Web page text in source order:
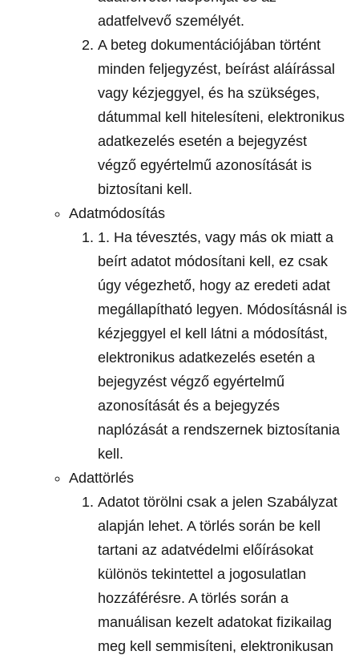
adatfelvevő személyét.
A beteg dokumentációjában történt
minden feljegyzést, beírást aláírással
vagy kézjeggyel, és ha szükséges,
dátummal kell hitelesíteni, elektronikus
adatkezelés esetén a bejegyzést
végző egyértelmű azonosítását is
biztosítani kell.
Adatmódosítás
1. Ha tévesztés, vagy más ok miatt a
beírt adatot módosítani kell, ez csak
úgy végezhető, hogy az eredeti adat
megállapítható legyen. Módosításnál is
kézjeggyel el kell látni a módosítást,
elektronikus adatkezelés esetén a
bejegyzést végző egyértelmű
azonosítását és a bejegyzés
naplózását a rendszernek biztosítania
kell.
Adattörlés
Adatot törölni csak a jelen Szabályzat
alapján lehet. A törlés során be kell
tartani az adatvédelmi előírásokat
különös tekintettel a jogosulatlan
hozzáférésre. A törlés során a
manuálisan kezelt adatokat fizikailag
meg kell semmisíteni, elektronikusan